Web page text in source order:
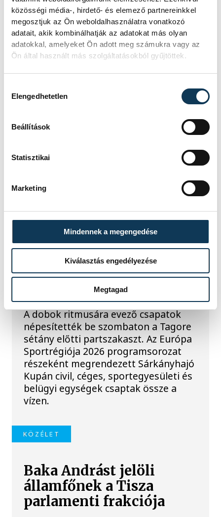
közösségi média-, hirdető- és elemező partnereinkkel
megosztjuk az Ön weboldalhasználatra vonatkozó
adatait, akik kombinálhatják az adatokat más olyan
adatokkal, amelyeket Ön adott meg számukra vagy az
Ön által használt más szolgáltatásokból gyűjtöttek.
Elengedhetetlen
Beállítások
Statisztikai
Marketing
Mindennek a megengedése
Kiválasztás engedélyezése
Megtagad
TOVÁBBI CIKKEK
Megszelídítették a
sárkányokat
A dobok ritmusára evező csapatok
népesítették be szombaton a Tagore
sétány előtti partszakaszt. Az Európa
Sportrégiója 2026 programsorozat
részeként megrendezett Sárkányhajó
Kupán civil, céges, sportegyesületi és
belügyi egységek csaptak össze a
vízen.
KÖZÉLET
Baka Andrást jelöli
államfőnek a Tisza
parlamenti frakciója